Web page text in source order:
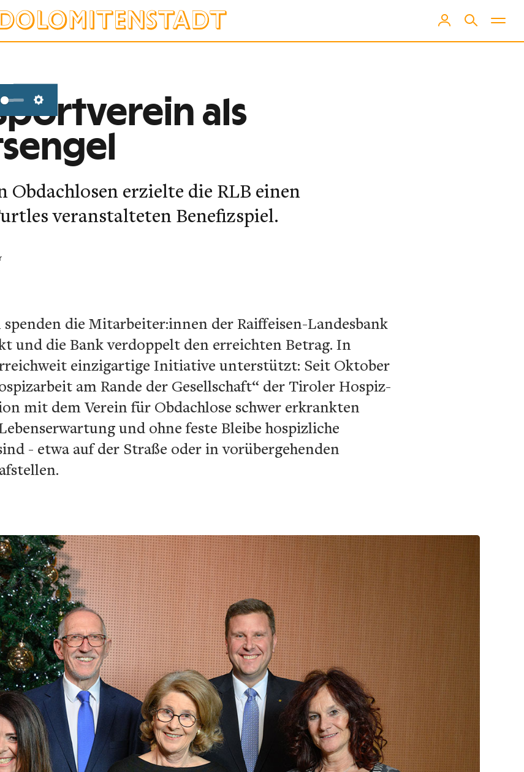
Settings
als
erzielte die RLB einen
veranstalteten Benefizspiel.
spenden die Mitarbeiter:innen der Raiffeisen-Landesbank
und die Bank verdoppelt den erreichten Betrag. In
einzigartige Initiative unterstützt: Seit Oktober
am Rande der Gesellschaft“ der Tiroler Hospiz-
mit dem Verein für Obdachlose schwer erkrankten
und ohne feste Bleibe hospizliche
- etwa auf der Straße oder in vorübergehenden